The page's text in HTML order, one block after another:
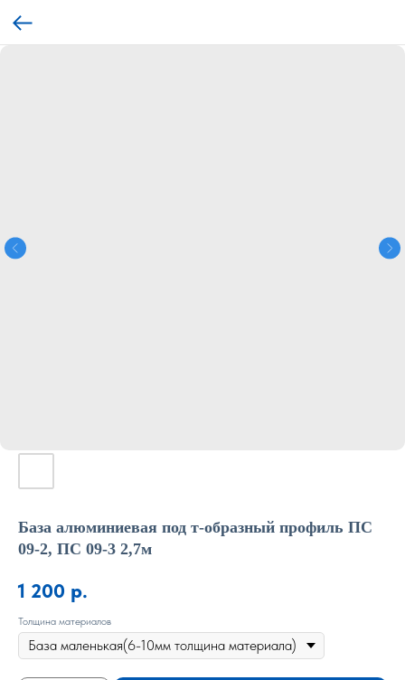
База алюминиевая под т-образный профиль ПС
09-2, ПС 09-3 2,7м
1 200 р.
Толщина материалов